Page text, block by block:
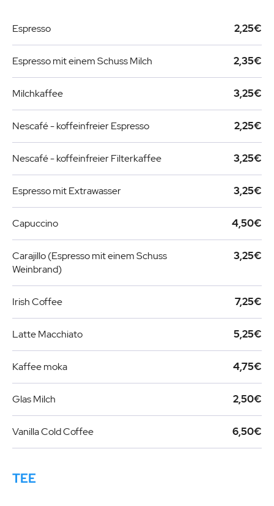
Espresso 2,25€
Espresso mit einem Schuss Milch 2,35€
Milchkaffee 3,25€
Nescafé - koffeinfreier Espresso 2,25€
Nescafé - koffeinfreier Filterkaffee 3,25€
Espresso mit Extrawasser 3,25€
Capuccino 4,50€
Carajillo (Espresso mit einem Schuss
Weinbrand)
3,25€
Irish Coffee 7,25€
Latte Macchiato 5,25€
Kaffee moka 4,75€
Glas Milch 2,50€
Vanilla Cold Coffee 6,50€
TEE